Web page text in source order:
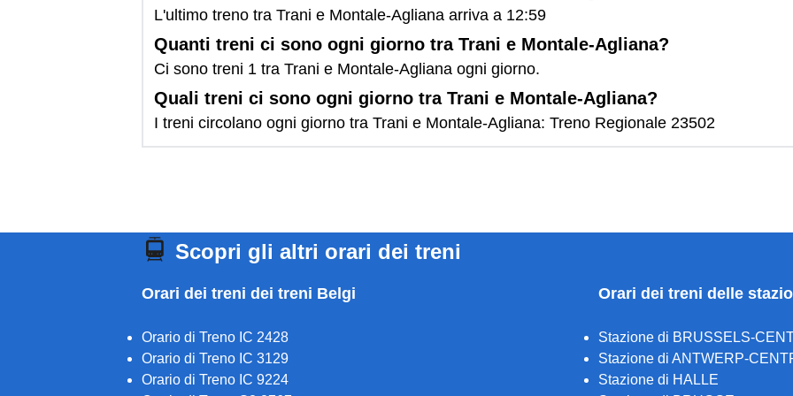
L'ultimo treno tra Trani e Montale-Agliana arriva a 12:59
Quanti treni ci sono ogni giorno tra Trani e Montale-Agliana?
Ci sono treni 1 tra Trani e Montale-Agliana ogni giorno.
Quali treni ci sono ogni giorno tra Trani e Montale-Agliana?
I treni circolano ogni giorno tra Trani e Montale-Agliana: Treno Regionale 23502
Scopri gli altri orari dei treni
Orari dei treni dei treni Belgi
Orario di Treno IC 2428
Orario di Treno IC 3129
Orario di Treno IC 9224
Orari dei treni delle
Stazione di BRUSSELS-
Stazione di ANTWERP-
Stazione di HALLE